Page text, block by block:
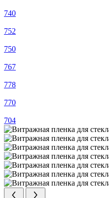
740
752
750
767
778
770
704